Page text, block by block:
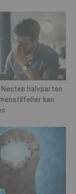
Nesten halvparten
kan